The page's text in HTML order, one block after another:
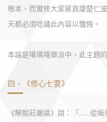
根本，而實修大家蔣貢康楚仁
天都必須唸誦此內容以懺悔。
本論是噶瑪噶舉派中，此主題
四、《修心七要》
《解脫莊嚴論》說：「……從